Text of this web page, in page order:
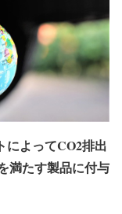
によってCO2排出
満たす製品に付与